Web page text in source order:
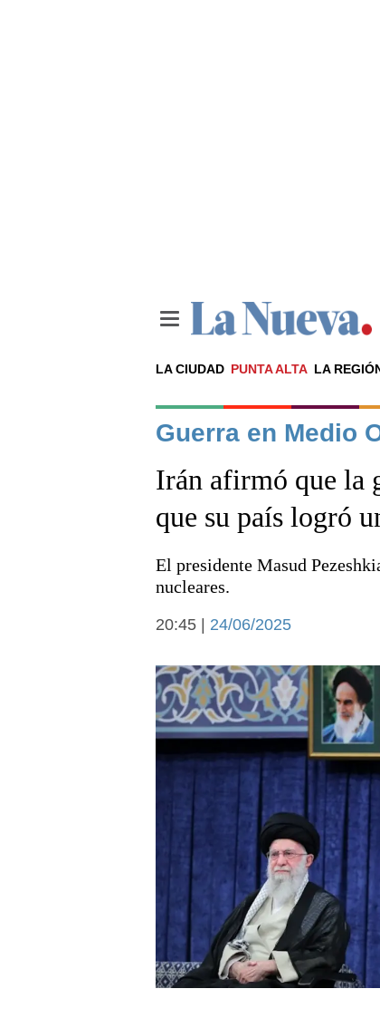
LA CIUDAD PUNTA ALTA LA
Noticias
Deportes
Arte y cultura
Economía y campo
Sociedad y tiempo libre
El tiempo
Cartón Lleno
Guerra en Medio
Irán afirmó que la
que su país logró
El presidente Masud
nucleares.
20:45 | 24/06/2025